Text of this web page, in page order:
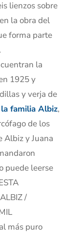
lienzos sobre
la obra del
forma parte
la
1925 y
y verja de
familia Albiz,
de los
Albiz y Juana
puede leerse
/
más puro